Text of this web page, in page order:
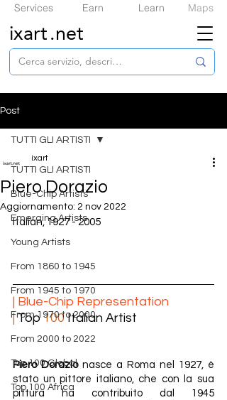
Services Earn Learn Maps
ixart.net
Post
TUTTI GLI ARTISTI
​Blue-Chip Artists
Emerging Artists
Young Artists
From 1860 to 1945
From 1945 to 1970
From 1970 to 2000
From 2000 to 2022
Top 100 Global
Top 100 Africa
TUTTI GLI ARTISTI
Piero Dorazio
ixart
Aggiornamento: 2 nov 2022
Italian, 1927 - 2005
| ​Blue-Chip Representation
| Top 100 Italian Artist
Piero Dorazio nasce a Roma nel 1927, è
stato un pittore italiano, che con la sua
pittura ha contribuito dal 1945